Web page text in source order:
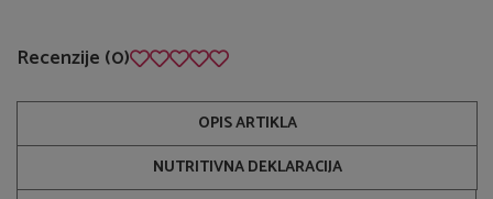
Recenzije (0)
OPIS ARTIKLA
NUTRITIVNA DEKLARACIJA